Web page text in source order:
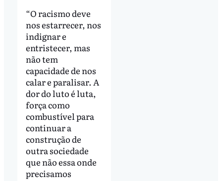
“O racismo deve
nos estarrecer, nos
indignar e
entristecer, mas
não tem
capacidade de nos
calar e paralisar. A
dor do luto é luta,
força como
combustível para
continuar a
construção de
outra sociedade
que não essa onde
precisamos